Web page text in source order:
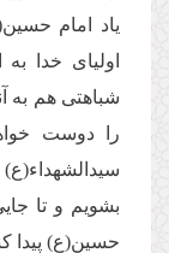
یاد امام
اولیای خدا
شباهتی هم به
را دوست
بشویم و تا
حسین(ع) پیدا